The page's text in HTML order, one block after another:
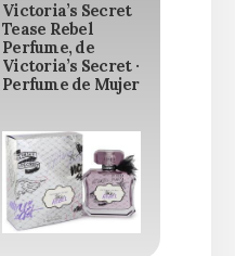
Victoria’s Secret
Tease Rebel
Perfume, de
Victoria’s Secret ·
Perfume de Mujer